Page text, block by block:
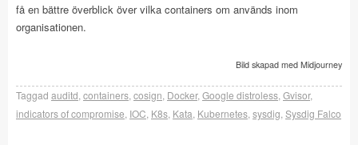
få en bättre överblick över vilka containers om används inom
organisationen.
Bild skapad med Midjourney
Taggad auditd containers cosign Docker, Google distroless Gvisor,
indicators of compromise IOC K8s Kata Kubernetes sysdig Sysdig Falco